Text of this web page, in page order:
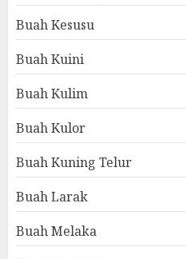
Buah Kesusu
Buah Kuini
Buah Kulim
Buah Kulor
Buah Kuning Telur
Buah Larak
Buah Melaka